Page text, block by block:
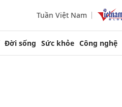
Tuần Việt Nam
Đời sống Sức khỏe Công nghệ